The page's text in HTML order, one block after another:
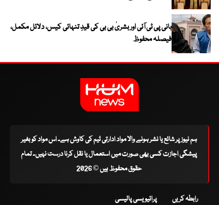
بانی پی ٹی آئی اور بشریٰ بی بی کی قیدِ تنہائی کیس، دلائل مکمل،
فیصلہ محفوظ
ہم نیوز پر شائع یا نشر ہونے والا مواد ادارتی ٹیم کی کاوش ہے۔ اس مواد کو بغیر
پیشگی اجازت کسی بھی صورت میں استعمال یا نقل کرنا درست نہیں۔ تمام
حقوق محفوظ ہیں © 2026
رابطہ کریں پرائیویسی پالیسی